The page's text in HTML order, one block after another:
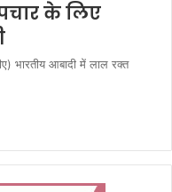
के लिए
भारतीय आबादी में लाल रक्त